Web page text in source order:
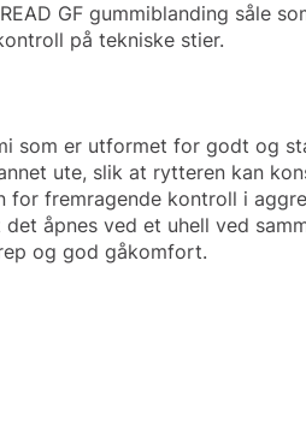
GF gummiblanding såle
på tekniske stier.
som er utformet for godt og
ute, slik at rytteren kan
fremragende kontroll i
åpnes ved et uhell ved
og god gåkomfort.